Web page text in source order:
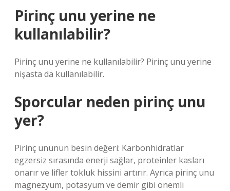
Pirinç unu yerine ne
kullanılabilir?
Pirinç unu yerine ne kullanılabilir? Pirinç unu yerine
nişasta da kullanılabilir.
Sporcular neden pirinç unu
yer?
Pirinç ununun besin değeri: Karbonhidratlar
egzersiz sırasında enerji sağlar, proteinler kasları
onarır ve lifler tokluk hissini artırır. Ayrıca pirinç unu
magnezyum, potasyum ve demir gibi önemli